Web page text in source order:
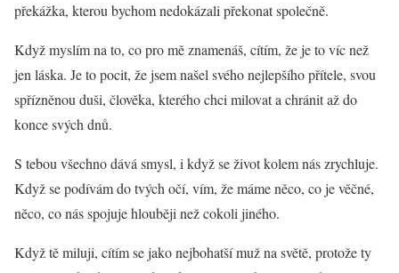
překážka, kterou bychom nedokázali překonat společně.
Když myslím na to, co pro mě znamenáš, cítím, že je to víc než
jen láska. Je to pocit, že jsem našel svého nejlepšího přítele, svou
spřízněnou duši, člověka, kterého chci milovat a chránit až do
konce svých dnů.
S tebou všechno dává smysl, i když se život kolem nás zrychluje.
Když se podívám do tvých očí, vím, že máme něco, co je věčné,
něco, co nás spojuje hlouběji než cokoli jiného.
Když tě miluji, cítím se jako nejbohatší muž na světě, protože ty